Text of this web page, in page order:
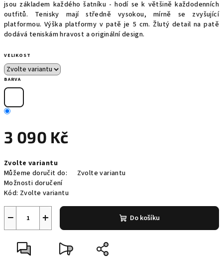
jsou základem každého šatníku - hodí se k většině každodenních
outfitů. Tenisky mají středně vysokou, mírně se zvyšující
platformou. Výška platformy v patě je 5 cm. Žlutý detail na patě
dodává teniskám hravost a originální design.
VELIKOST
BARVA
3 090 Kč
cena:
Zvolte variantu
Můžeme doručit do:
Zvolte variantu
Možnosti doručení
Kód: Zvolte variantu
+
− Do košíku